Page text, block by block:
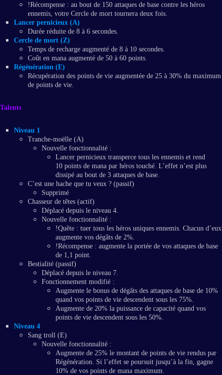
!Récompense : au bout de 150 attaques de base contre les héros
ennemis, votre Cercle de mort tournera deux fois.
Lancer pernicieux (A)
Durée réduite de 8 à 6 secondes.
Cercle de mort (Z)
Temps de recharge augmenté de 8 à 10 secondes.
Coût en mana augmenté de 50 à 60 points.
Régénération (E)
Récupération des points de vie augmentée de 25 à 30% du maximum
de points de vie.
Talents
Niveau 1
Tranche-moëlle (A)
Nouvelle fonctionnalité :
Lancer pernicieux transperce tous les ennemis et rend
10 points de mana par héros touché. L’effet n’est plus
dissipé au bout de 3 attaques de base.
C’est une hache que tu veux ? (passif)
Supprimé
Chasseur de têtes (actif)
Déplacé depuis le niveau 4.
Nouvelle fonctionnalité :
!Quête : tuer tous les héros uniques ennemis. Chacun d’eux
augmente vos dégâts de 2%.
!Récompense : augmente la portée de vos attaques de base
de 1,1 point.
Bestialité (passif)
Déplacé depuis le niveau 7.
Fonctionnement modifié :
Augmente le bonus de dégâts des attaques de base de 10%
quand vos points de vie descendent sous les 75%.
Augmente de 20% la puissance de capacité quand vos
points de vie descendent sous les 50%.
Niveau 4
Sang troll (E)
Nouvelle fonctionnalité :
Augmente de 25% le montant de points de vie rendus par
Régénération. Si l’effet se poursuit jusqu’à la fin, gagne
10% de vos points de mana maximum.